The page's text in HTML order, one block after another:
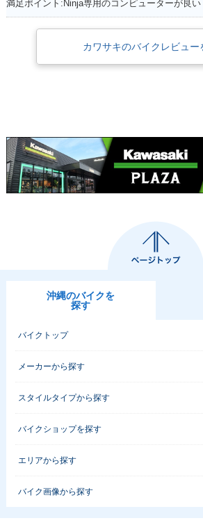
満足ポイント:Ninja専用のコンピューターが良い
カワサキのバイクレビュー
沖縄のバイクを
探す
バイクトップ
メーカーから探す
スタイルタイプから探す
バイクショップを探す
エリアから探す
バイク画像から探す